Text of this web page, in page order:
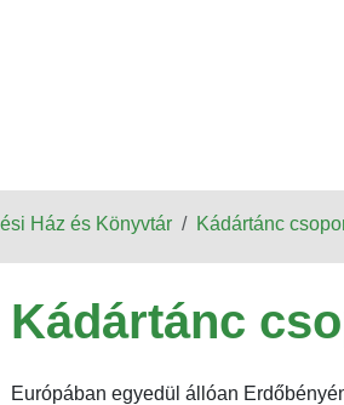
Ház és Könyvtár Kádártánc
Kádártánc
Európában egyedül állóan